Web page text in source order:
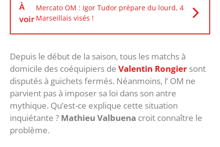
À
voir
Mercato OM : Igor Tudor prépare du lourd, 4
Marseillais visés !
Depuis le début de la saison, tous les matchs à
domicile des coéquipiers de Valentin Rongier sont
disputés à guichets fermés. Néanmoins, l’ OM ne
parvient pas à imposer sa loi dans son antre
mythique. Qu’est-ce explique cette situation
inquiétante ? Mathieu Valbuena croit connaître le
problème.